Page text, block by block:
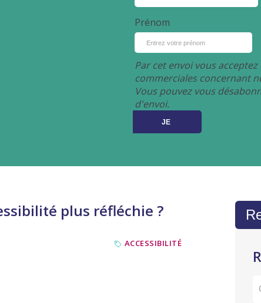
Prénom
Par cet envoi vous
commerciales concernant
Vous pouvez vous
d'envoi.
plus réfléchie ?
ACCESSIBILITÉ